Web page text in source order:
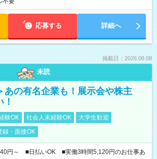
応募する 詳細へ
掲載日：2026.08.08
未読
あの有名企業も！展示会や株主
験OK 社会人未経験OK
大学生歓迎
録・面接OK
円～ ■日払いOK ■実働3時間5,120円のお仕事あ